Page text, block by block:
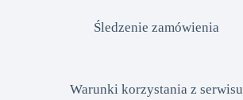
Śledzenie zamówienia
Warunki korzystania z serwisu